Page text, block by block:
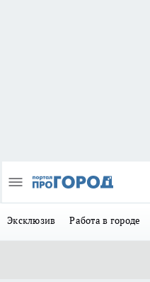
Эксклюзив Работа в городе